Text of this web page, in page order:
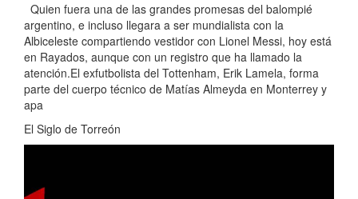
Quien fuera una de las grandes promesas del balompié
argentino, e incluso llegara a ser mundialista con la
Albiceleste compartiendo vestidor con Lionel Messi, hoy está
en Rayados, aunque con un registro que ha llamado la
atención.El exfutbolista del Tottenham, Erik Lamela, forma
parte del cuerpo técnico de Matías Almeyda en Monterrey y
apa
El Siglo de Torreón